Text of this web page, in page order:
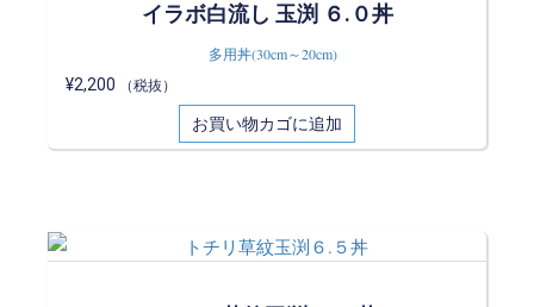
イラボ白流し 玉渕 ６.０丼
多用丼(30cm～20cm)
¥2,200 （税抜）
お買い物カゴに追加